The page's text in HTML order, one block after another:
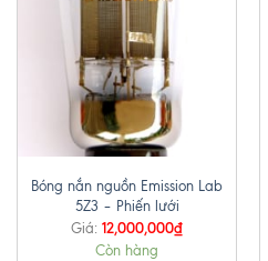
Bóng nắn nguồn Emission Lab
5Z3 – Phiến lưới
Giá: 12,000,000₫
Còn hàng